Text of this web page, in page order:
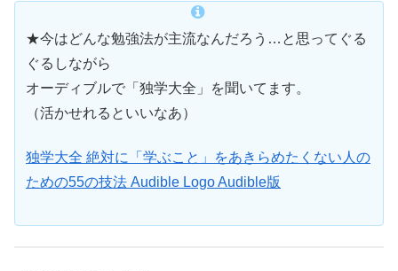
★今はどんな勉強法が主流なんだろう…と思ってぐる
ぐるしながら
オーディブルで「独学大全」を聞いてます。
（活かせれるといいなあ）
独学大全 絶対に「学ぶこと」をあきらめたくない人の
ための55の技法 Audible Logo Audible版